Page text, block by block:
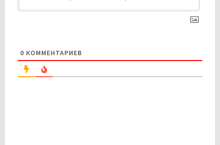
0 КОММЕНТАРИЕВ